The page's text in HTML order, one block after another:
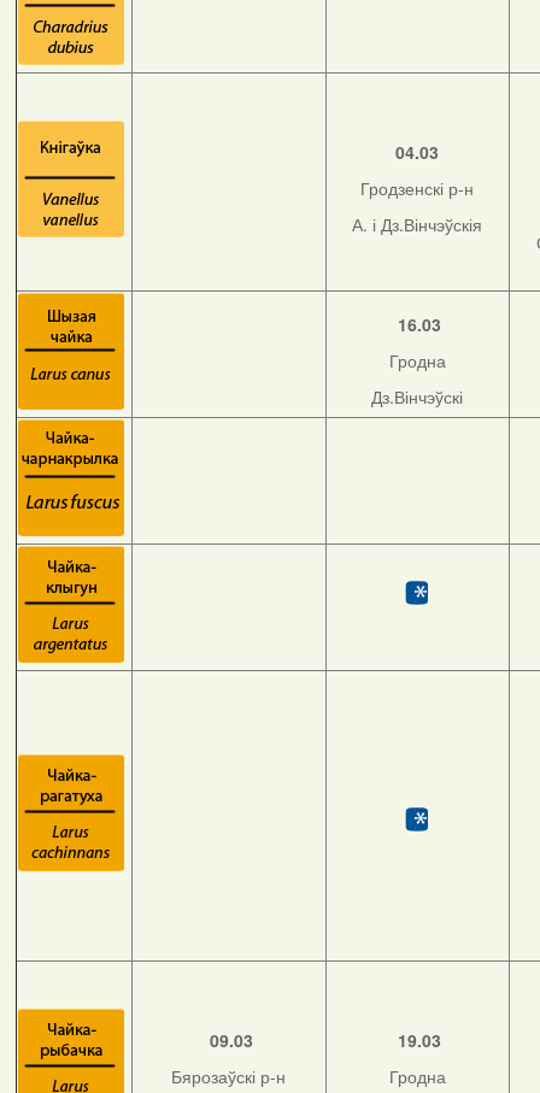
04.03
Гродзенскі р-н
А. і Дз.Вінчэўскія
16.03
Гродна
Дз.Вінчэўскі
09.03
Бярозаўскі р-н
19.03
Гродна